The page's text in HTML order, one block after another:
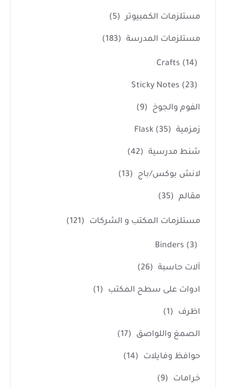
مستلزمات الكمبيوتر (5)
مستلزمات المدرسة (183)
Crafts (14)
Sticky Notes (23)
الفوم والجوخ (9)
زمزمية Flask (35)
شنط مدرسية (42)
لانش بوكس/باج (13)
مقالم (35)
مستلزمات المكتب و الشركات (121)
Binders (3)
آلات حاسبة (26)
ادوات على سطح المكتب (1)
اظرف (1)
الصمغ واللواصق (17)
حوافظ وفايلات (14)
خرامات (9)